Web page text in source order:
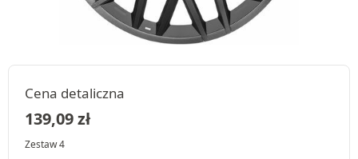
Cena detaliczna
139,09zł
Zestaw 4